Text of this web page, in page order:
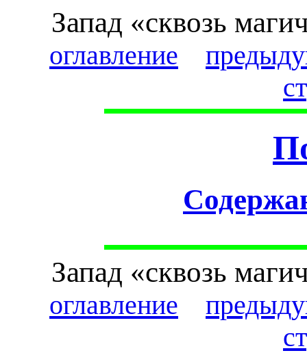
Запад «сквозь
оглавление
Запад «сквозь
оглавление